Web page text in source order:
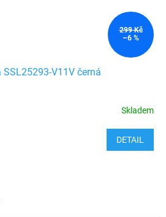
299 Kč
–6 %
SSL25293-V11V černá
Skladem
DETAIL